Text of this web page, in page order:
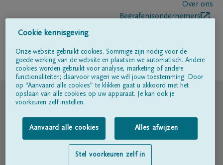
Over ons
Begrafenisondernemers
Volg ons op
© DELA
Gebruiksvoorwaarden
Privacyverklaring
Toegankelijkheidsverklaring
Cookie kennisgeving
Onze website gebruikt cookies. Sommige zijn nodig voor de
goede werking van de website en plaatsen we automatisch. Andere
cookies worden gebruikt voor analyse, marketing of andere
functionaliteiten; daarvoor vragen we wél jouw toestemming. Door
op “Aanvaard alle cookies” te klikken gaat u akkoord met het
opslaan van alle cookies op uw apparaat. Je kan ook je
voorkeuren zelf instellen.
Aanvaard alle cookies Alles afwijzen
Stel voorkeuren zelf in